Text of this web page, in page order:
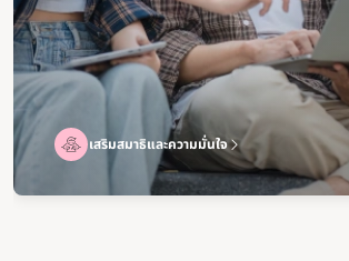
เสริมสมาธิและความมั่นใจ